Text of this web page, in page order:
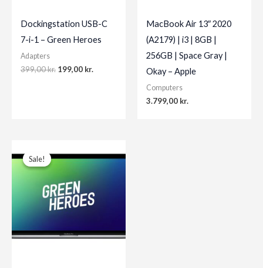
Dockingstation USB-C
7-i-1 – Green Heroes
Adapters
399,00kr. Original
199,00 kr.
MacBook Air 13″ 2020
(A2179) | i3 | 8GB |
256GB | Space Gray |
Okay – Apple
Computers
3.799,00 kr.
Sale!
Sale!